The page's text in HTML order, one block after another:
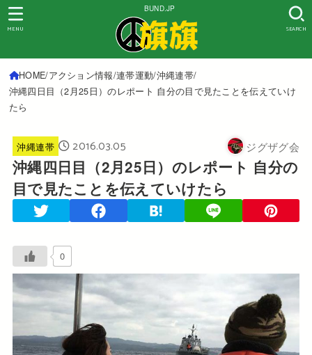
BUND.JP
SEARCH
MENU
HOME アクション情報 連帯運動 沖縄連帯
沖縄四日目（2月25日）のレポート 自分の目で見たことを伝えていけ
たら
沖縄連帯 2016.03.05 ジグザグ会
沖縄四日目（2月25日）のレポート 自分の
目で見たことを伝えていけたら
0